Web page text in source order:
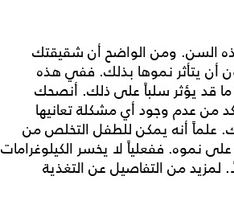
السن. ومن الواضح أن شقيقتك
أن يتأثر نموها بذلك. ففي هذه
ما قد يؤثر سلباً على ذلك. أنصحك
من عدم وجود أي مشكلة تعانيها
علماً أنه يمكن للطفل التخلص من
نموه. ففعلياً لا يخسر الكيلوغرامات
لمزيد من التفاصيل عن التغذية